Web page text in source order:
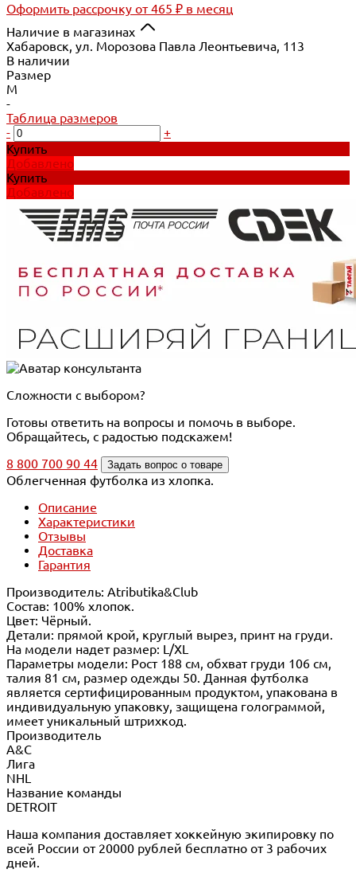
Оформить рассрочку от 465 ₽ в месяц
Наличие в магазинах
Хабаровск, ул. Морозова Павла Леонтьевича, 113
В наличии
Размер
M
-
Таблица размеров
-
+
Купить
Добавлено
Купить
Добавлено
Сложности с выбором?
Готовы ответить на вопросы и помочь в выборе.
Обращайтесь, с радостью подскажем!
8 800 700 90 44
Задать вопрос о товаре
Облегченная футболка из хлопка.
Описание
Характеристики
Отзывы
Доставка
Гарантия
Производитель: Atributika&Club
Состав: 100% хлопок.
Цвет: Чёрный.
Детали: прямой крой, круглый вырез, принт на груди.
На модели надет размер: L/XL
Параметры модели: Рост 188 см, обхват груди 106 см,
талия 81 см, размер одежды 50. Данная футболка
является сертифицированным продуктом, упакована в
индивидуальную упаковку, защищена голограммой,
имеет уникальный штрихкод.
Производитель
A&C
Лига
NHL
Название команды
DETROIT
Наша компания доставляет хоккейную экипировку по
всей России от 20000 рублей бесплатно от 3 рабочих
дней.